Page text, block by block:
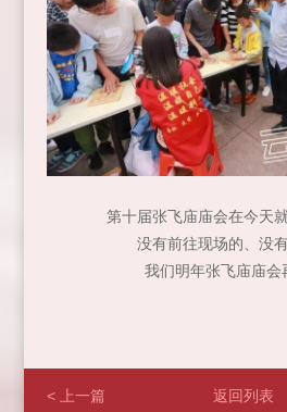
第十届张飞庙庙会在今天
没有前往现场的、没
我们明年张飞庙庙会
< 上一篇 返回列表